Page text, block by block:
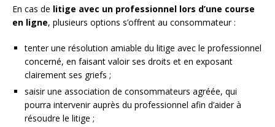
En cas de litige avec un professionnel lors d’une course
en ligne, plusieurs options s’offrent au consommateur :
tenter une résolution amiable du litige avec le professionnel
concerné, en faisant valoir ses droits et en exposant
clairement ses griefs ;
saisir une association de consommateurs agréée, qui
pourra intervenir auprès du professionnel afin d’aider à
résoudre le litige ;